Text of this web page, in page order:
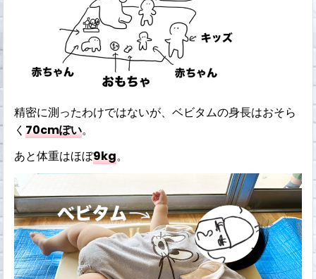
精密に測ったわけではないが、ベビタムの身長はおそら
く70cmぽい。
あと体重はほぼ9kg。